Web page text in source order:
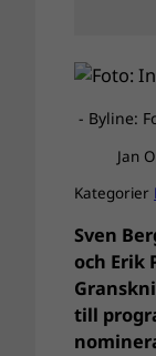
- Byline:
Jan
Kategorier
Sven
och Erik
till